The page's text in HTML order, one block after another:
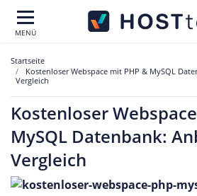
MENÜ
Startseite
Kostenloser Webspace mit PHP & MySQL
Vergleich
Kostenloser
MySQL Datenbank:
Vergleich